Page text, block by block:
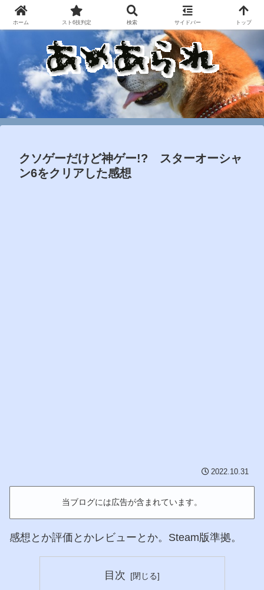
クソゲーだけど神ゲー!? スターオーシャ
ン6をクリアした感想
2022.10.31
当ブログには広告が含まれています。
感想とか評価とかレビューとか。Steam版準拠。
目次
ホーム スト6技判定 検索 サイドバー トップ